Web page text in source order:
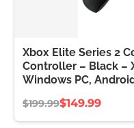
Xbox Elite Series 2
Controller – Black –
Windows PC,
$199.99$149.99